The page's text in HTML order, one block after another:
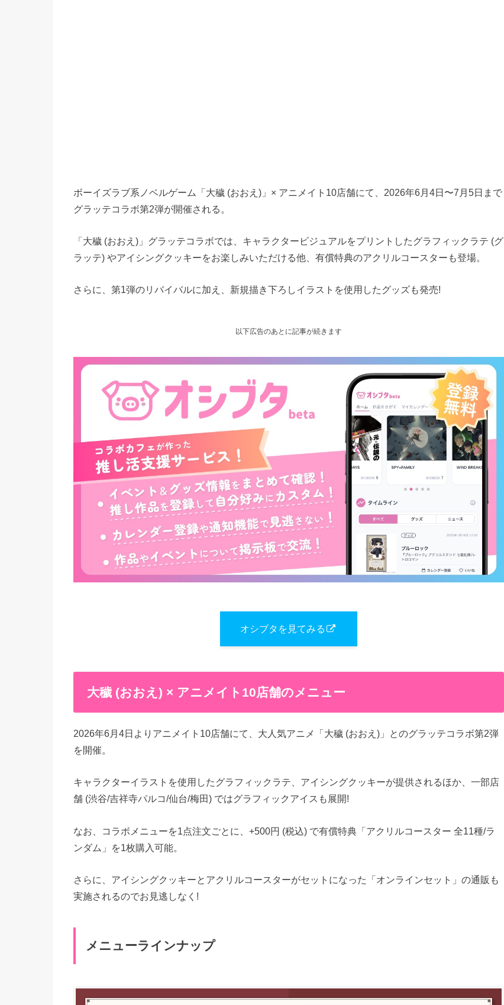
ボーイズラブ系ノベルゲーム「大穢 (おおえ)」× アニメイト10店舗にて、2026年6月4日〜7月5日まで
グラッテコラボ第2弾が開催される。
「大穢 (おおえ)」グラッテコラボでは、キャラクタービジュアルをプリントしたグラフィックラテ (グ
ラッテ) やアイシングクッキーをお楽しみいただける他、有償特典のアクリルコースターも登場。
さらに、第1弾のリバイバルに加え、新規描き下ろしイラストを使用したグッズも発売!
以下広告のあとに記事が続きます
オシブタを見てみる
大穢 (おおえ) × アニメイト10店舗のメニュー
2026年6月4日よりアニメイト10店舗にて、大人気アニメ「大穢 (おおえ)」とのグラッテコラボ第2弾
を開催。
キャラクターイラストを使用したグラフィックラテ、アイシングクッキーが提供されるほか、一部店
舗 (渋谷/吉祥寺パルコ/仙台/梅田) ではグラフィックアイスも展開!
なお、コラボメニューを1点注文ごとに、+500円 (税込) で有償特典「アクリルコースター 全11種/ラ
ンダム」を1枚購入可能。
さらに、アイシングクッキーとアクリルコースターがセットになった「オンラインセット」の通販も
実施されるのでお見逃しなく!
メニューラインナップ